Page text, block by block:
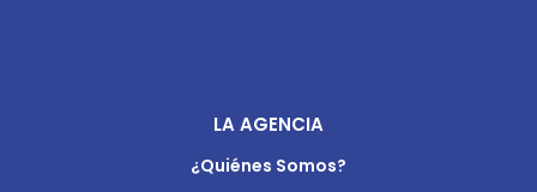
LA AGENCIA
¿Quiénes Somos?